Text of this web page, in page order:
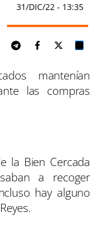
31/DIC/22 - 13:35
mantenían
las compras
la Bien Cercada
a recoger
hay alguno